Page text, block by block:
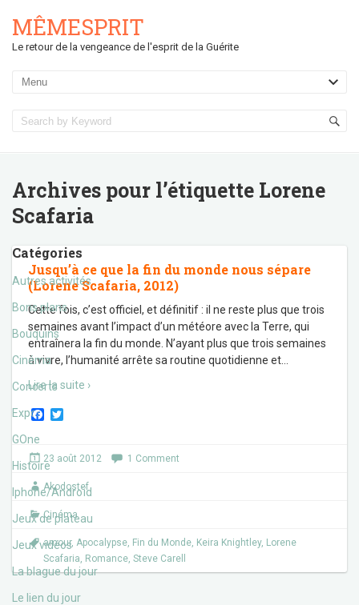
MÊMESPRIT
Le retour de la vengeance de l'esprit de la Guérite
Archives pour l’étiquette Lorene
Scafaria
Catégories
Autres activités
Bons plans
Bouquins
Cinéma
Concerts
Expos
GOne
Histoire
Iphone/Androïd
Jeux de plateau
Jeux vidéos
La blague du jour
Le lien du jour
Jusqu’à ce que la fin du monde nous sépare
(Lorene Scafaria, 2012)
Cette fois, c’est officiel, et définitif : il ne reste plus que trois
semaines avant l’impact d’un météore avec la Terre, qui
entraînera la fin du monde. N’ayant plus que trois semaines
à vivre, l’humanité arrête sa routine quotidienne et
Lire la suite ›
F
e
b
o
t
r
23 août 2012 1 Comment
Akodostef
Cinéma
amour, Apocalypse, Fin du Monde, Keira Knightley, Lorene
Scafaria, Romance, Steve Carell